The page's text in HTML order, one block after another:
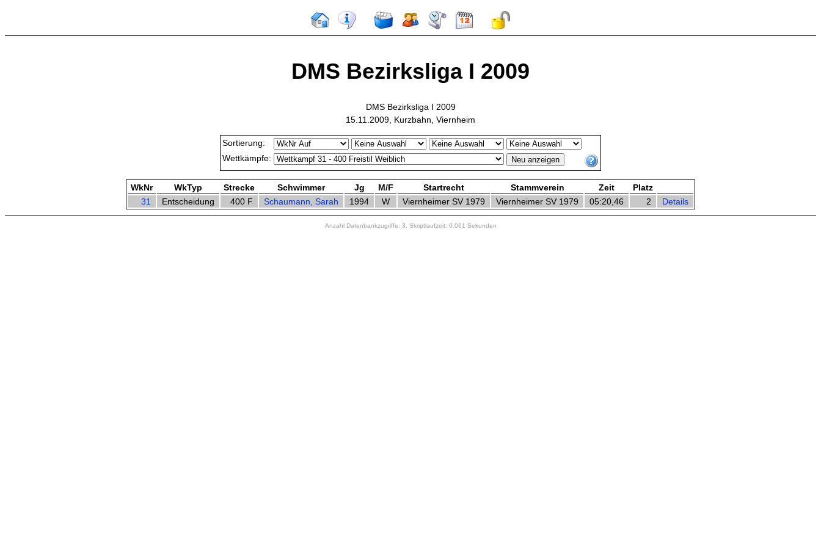
DMS Bezirksliga I 2009
DMS Bezirksliga I 2009
15.11.2009, Kurzbahn, Viernheim
Sortierung:
Wettkämpfe:
WkNr WkTyp Strecke Schwimmer Jg M/F Startrecht Stammverein Zeit
Platz
31
Entscheidung 400 F Schaumann, Sarah 1994 W Viernheimer SV 1979 Viernheimer SV 1979 05:20,46 2 Details
Anzahl Datenbankzugriffe: 3, Skriptlaufzeit: 0.061 Sekunden